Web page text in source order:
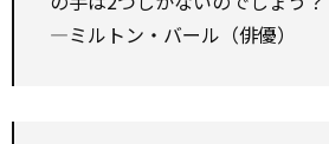
—ミルトン・バール（俳優）